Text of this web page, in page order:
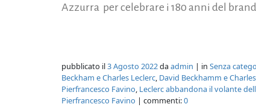
Azzurra per celebrare i 180 anni del
pubblicato il3 Agosto 2022daadmin | in Senza
Beckham e Charles Leclerc, David Beckhamm e
Pierfrancesco Favino, Leclerc abbandona il volante
Pierfrancesco Favino | commenti:0